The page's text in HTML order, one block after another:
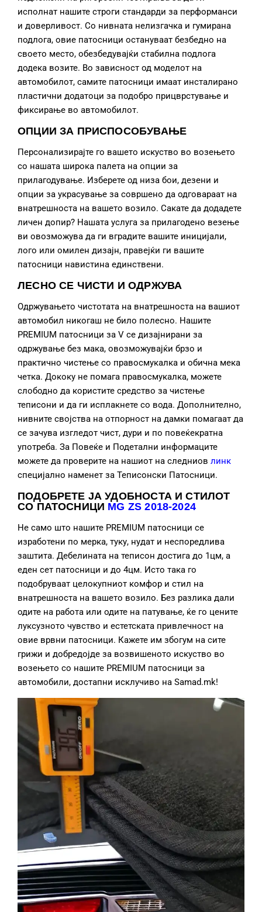
исполнат нашите строги стандарди за перформанси
и доверливост. Со нивната нелизгачка и гумирана
подлога, овие патосници остануваат безбедно на
своето место, обезбедувајќи стабилна подлога
додека возите. Во зависност од моделот на
автомобилот, самите патосници имаат инсталирано
пластични додатоци за подобро прицврстување и
фиксирање во автомобилот.
ОПЦИИ ЗА ПРИСПОСОБУВАЊЕ
Персонализирајте го вашето искуство во возењето
со нашата широка палета на опции за
прилагодување. Изберете од низа бои, дезени и
опции за украсување за совршено да одговараат на
внатрешноста на вашето возило. Сакате да додадете
личен допир? Нашата услуга за прилагодено везење
ви овозможува да ги вградите вашите иницијали,
лого или омилен дизајн, правејќи ги вашите
патосници навистина единствени.
ЛЕСНО СЕ ЧИСТИ И ОДРЖУВА
Одржувањето чистотата на внатрешноста на вашиот
автомобил никогаш не било полесно. Нашите
PREMIUM патосници за V се дизајнирани за
одржување без мака, овозможувајќи брзо и
практично чистење со правосмукалка и обична мека
четка. Дококу не помага правосмукалка, можете
слободно да користите средство за чистење
теписони и да ги исплакнете со вода. Дополнително,
нивните својства на отпорност на дамки помагаат да
се зачува изгледот чист, дури и по повеќекратна
употреба. За Повеќе и Подетални информаците
можете да проверите на нашиот на следниов линк
специјално наменет за Теписонски Патосници.
ПОДОБРЕТЕ ЈА УДОБНОСТА И СТИЛОТ
СО ПАТОСНИЦИ MG ZS 2018-2024
Не само што нашите PREMIUM патосници се
изработени по мерка, туку, нудат и неспоредлива
заштита. Дебелината на теписон достига до 1цм, а
еден сет патосници и до 4цм. Исто така го
подобруваат целокупниот комфор и стил на
внатрешноста на вашето возило. Без разлика дали
одите на работа или одите на патување, ќе го цените
луксузното чувство и естетската привлечност на
овие врвни патосници. Кажете им збогум на сите
грижи и добредојде за возвишеното искуство во
возењето со нашите PREMIUM патосници за
автомобили, достапни исклучиво на Samad.mk!